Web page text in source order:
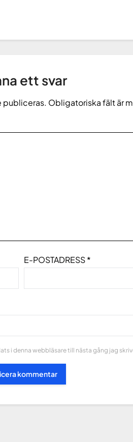
ett svar
publiceras. Obligatoriska fält är
E-POSTADRESS*
i denna webbläsare till nästa gång jag